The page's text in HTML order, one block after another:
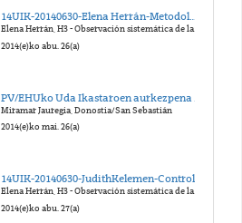
14UIK-20140630-Elena Herrán-Metodología Observacional en la Escuela Infantil Pikler-Lóczy de Budapest
Elena Herrán, H3 - Observación sistemática de la educadora Pikler-Lóczy: “Cuando educar empieza por cuidar”
2014(e)ko abu. 26(a)
Miramar Jauregia, Donostia/San Sebastián
2014(e)ko mai. 26(a)
Elena Herrán, H3 - Observación sistemática de la educadora Pikler-Lóczy: “Cuando educar empieza por cuidar”
2014(e)ko abu. 27(a)